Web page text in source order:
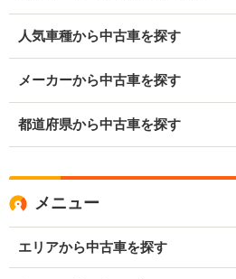
人気車種から中古車を探す
メーカーから中古車を探す
都道府県から中古車を探す
メニュー
エリアから中古車を探す